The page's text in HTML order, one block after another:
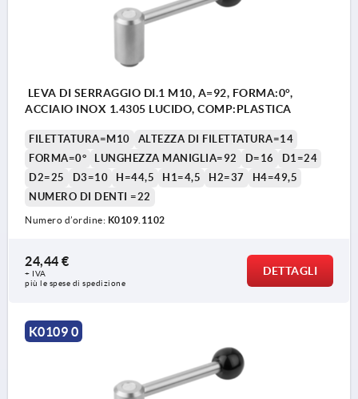
LEVA DI SERRAGGIO DI.1 M10, A=92, FORMA:0°,
ACCIAIO INOX 1.4305 LUCIDO, COMP:PLASTICA
FILETTATURA=M10
ALTEZZA DI FILETTATURA=14
FORMA=0°
LUNGHEZZA MANIGLIA=92 D=16
D1=24
D2=25
D3=10 H=44,5 H1=4,5 H2=37
H4=49,5
NUMERO DI DENTI =22
Numero d’ordine: K0109.1102
24,44 €
+ IVA
più le spese di spedizione
DETTAGLI
K0109 0